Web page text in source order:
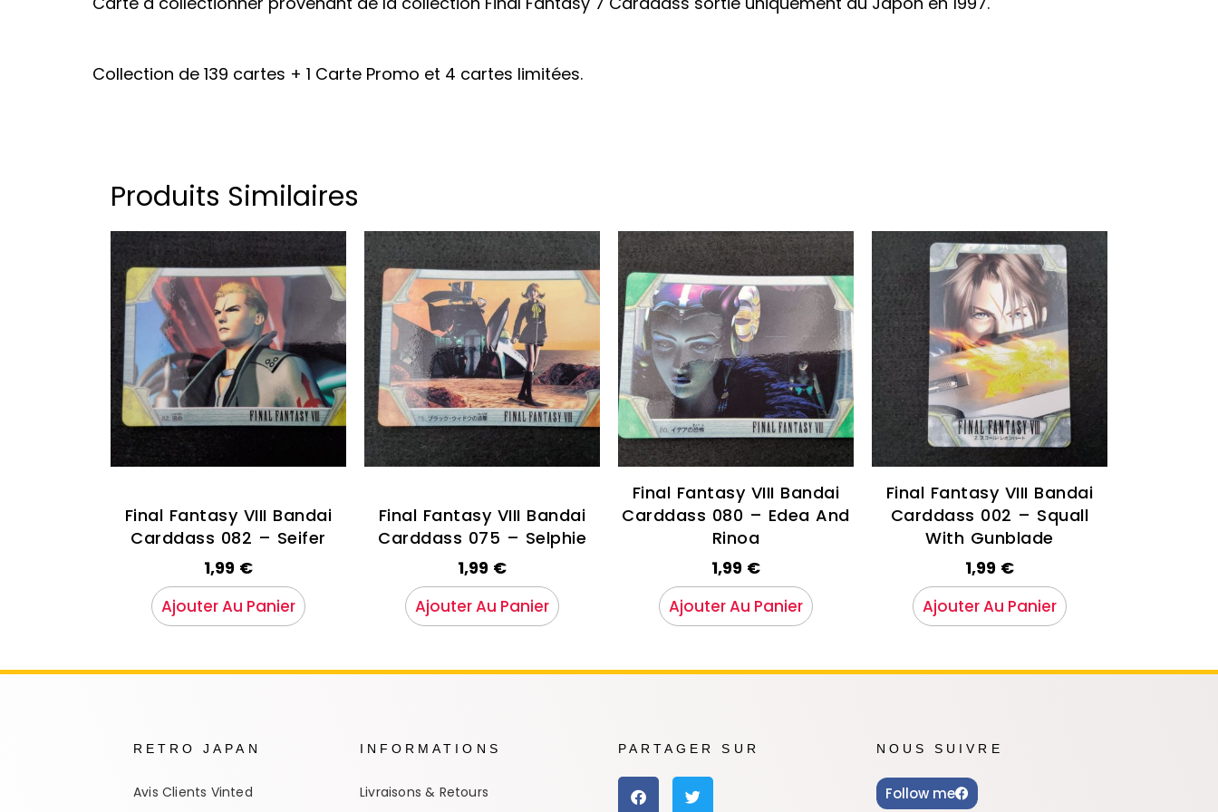
Collection de 139 cartes + 1 Carte Promo et 4 cartes limitées.
Produits Similaires
Final Fantasy VIII Bandai
Carddass 082 – Seifer
1,99 €
Ajouter Au Panier
Final Fantasy VIII Bandai
Carddass 075 – Selphie
1,99 €
Ajouter Au Panier
Final Fantasy VIII Bandai
Carddass 080 – Edea And
Rinoa
1,99 €
Ajouter Au Panier
Final Fantasy VIII Bandai
Carddass 002 – Squall
With Gunblade
1,99 €
Ajouter Au Panier
RETRO JAPAN
Avis Clients Vinted
INFORMATIONS
Livraisons & Retours
PARTAGER SUR NOUS SUIVRE
Follow me